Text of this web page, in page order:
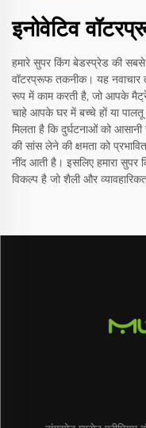
इनोवेटिव
हमारे सुपर किंग बेडस्प्रेड की
वॉटरप्रूफ तकनीक। यह नवाचार
रूप में काम करती है, जो आपके
चाहे आपके घर में बच्चे हों या
मिलता है कि दुर्घटनाओं को
की सांस लेने की क्षमता को
नींद आती है। इसलिए हमारा सुपर
विकल्प है जो शैली और